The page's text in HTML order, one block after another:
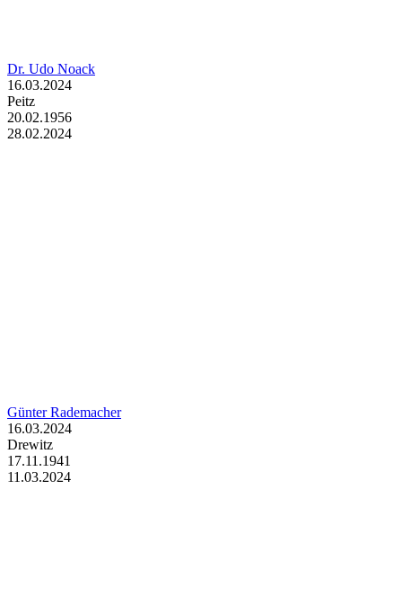
Dr. Udo Noack
16.03.2024
Peitz
20.02.1956
28.02.2024
Günter Rademacher
16.03.2024
Drewitz
17.11.1941
11.03.2024